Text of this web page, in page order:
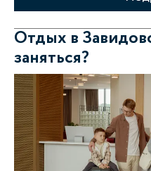
Отдых в
заняться?